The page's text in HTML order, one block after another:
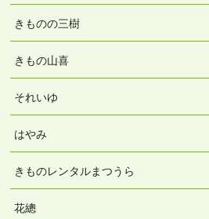
きものの三樹
きもの山喜
それいゆ
はやみ
きものレンタルまつうら
花總